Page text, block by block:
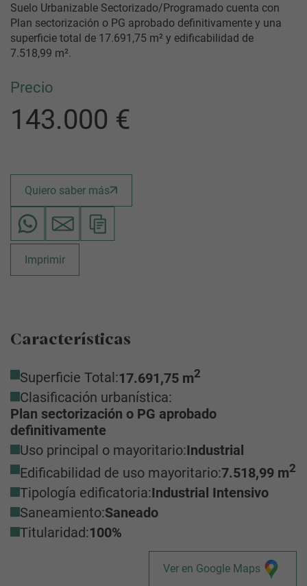
Suelo Urbanizable Sectorizado/Programado cuenta con
Plan sectorización o PG aprobado definitivamente y una
superficie total de 17.691,75 m² y edificabilidad de
7.518,99 m².
Precio
143.000 €
Quiero saber más
Imprimir
Características
Superficie Total:17.691,75 m2
Clasificación urbanística:
Plan sectorización o PG aprobado
definitivamente
Uso principal o mayoritario:Industrial
Edificabilidad de uso mayoritario:7.518,99 m2
Tipología edificatoria:Industrial Intensivo
Saneamiento:Saneado
Titularidad:100%
Ver en Google Maps